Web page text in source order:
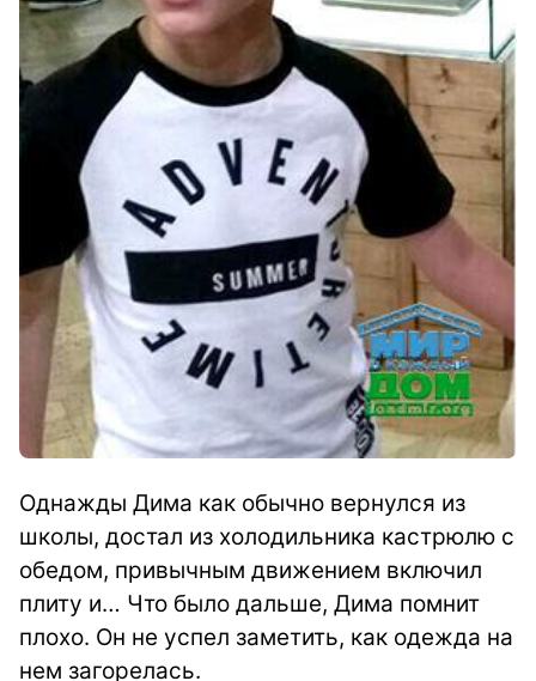
Однажды Дима как обычно вернулся из
школы, достал из холодильника кастрюлю с
обедом, привычным движением включил
плиту и… Что было дальше, Дима помнит
плохо. Он не успел заметить, как одежда на
нем загорелась.